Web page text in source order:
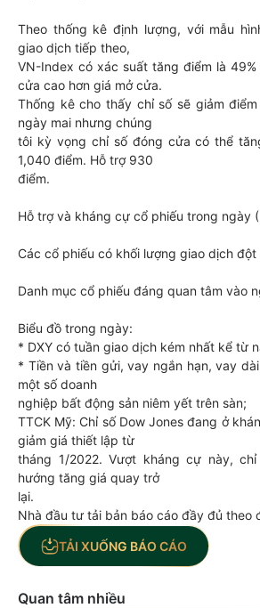
Theo thống kê định lượng, với mẫu
giao dịch tiếp theo,
VN-Index có xác suất tăng điểm là
cửa cao hơn giá mở cửa.
Thống kê cho thấy chỉ số sẽ giảm
ngày mai nhưng chúng
tôi kỳ vọng chỉ số đóng cửa có thể
1,040 điểm. Hỗ trợ 930
điểm.
Hỗ trợ và kháng cự cổ phiếu trong ngày
Các cổ phiếu có khối lượng giao dịch
Danh mục cổ phiếu đáng quan tâm vào
Biểu đồ trong ngày:
* DXY có tuần giao dịch kém nhất kể từ
* Tiền và tiền gửi, vay ngắn hạn, vay
một số doanh
nghiệp bất động sản niêm yết trên sàn;
TTCK Mỹ: Chỉ số Dow Jones đang ở
giảm giá thiết lập từ
tháng 1/2022. Vượt kháng cự này,
hướng tăng giá quay trở
lại.
Nhà đầu tư tải bản báo cáo đầy đủ theo
TẢI XUỐNG BÁO CÁO
Quan tâm nhiều